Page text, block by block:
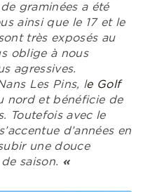
graminées a été
ainsi que le 17 et le
très exposés au
oblige à nous
agressives.
Les Pins, le Golf
nord et bénéficie de
Toutefois avec le
d’années en
une douce
saison. «